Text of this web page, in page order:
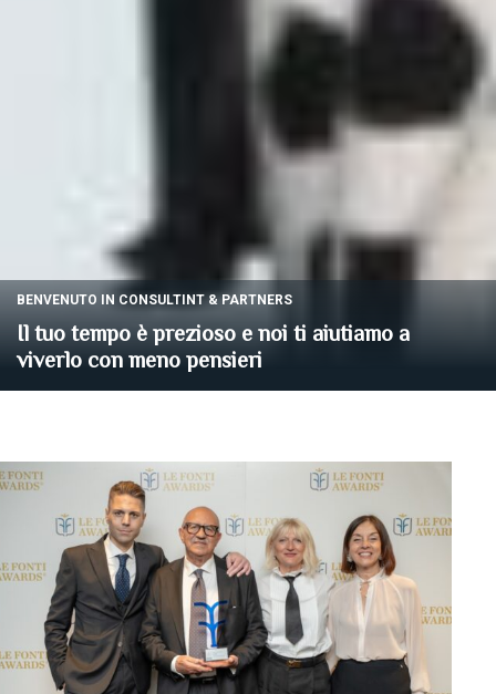
BENVENUTO IN CONSULTINT & PARTNERS
Il tuo tempo è prezioso e noi ti aiutiamo a
viverlo con meno pensieri